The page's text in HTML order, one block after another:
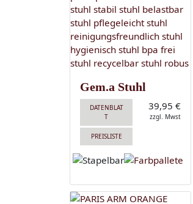
Gem.a Stuhl
DATENBLAT
T
PREISLISTE
39,95 €
zzgl. Mwst